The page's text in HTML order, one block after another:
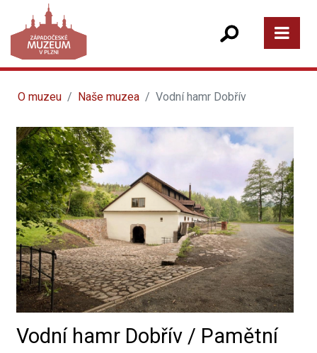
O muzeu Naše muzea Vodní hamr Dobřív
Vodní hamr Dobřív / Pamětní